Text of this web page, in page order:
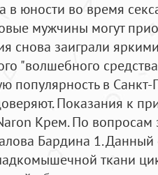
юности во время
мужчины могут
снова заиграли
"волшебного
популярность в
Показания к
Крем. По вопросам
Бардина 1.
ткани